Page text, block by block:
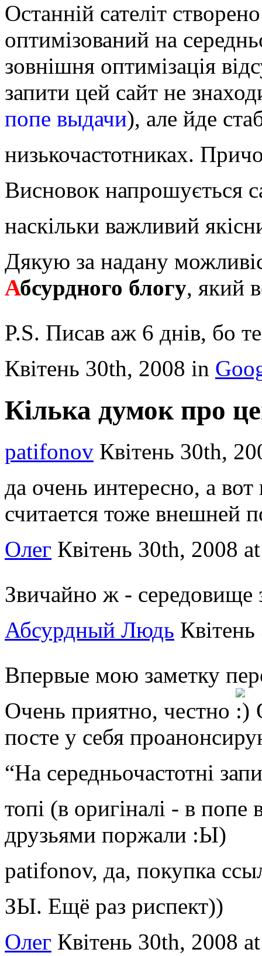
Останній сателіт
оптимізований на
зовнішня оптимізація
запити цей сайт не
попе выдачи), але йде
низькочастотниках.
Висновок напрошується
наскільки важливий
Дякую за надану
Абсурдного блогу, який
P.S. Писав аж 6 днів, бо
Квітень 30th, 2008 in
Кілька думок про
patifonov Квітень 30th,
да очень интересно, а
считается тоже внешней
Олег Квітень 30th, 2008
Звичайно ж - середовище
Абсурдный Людь
Впервые мою заметку
Очень приятно, честно
посте у себя
“На середньочастотні
топі (в оригіналі - в
друзьями поржали :Ы)
patifonov, да, покупка
ЗЫ. Ещё раз риспект))
Олег Квітень 30th, 2008